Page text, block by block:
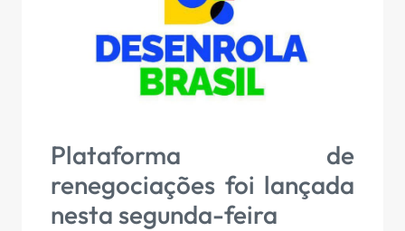
Plataforma de
renegociações foi lançada
nesta segunda-feira